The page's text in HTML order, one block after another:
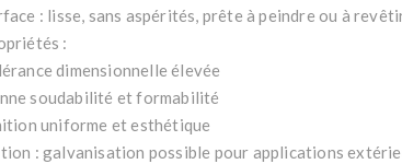
: lisse, sans aspérités, prête à peindre ou à
:
dimensionnelle élevée
soudabilité et formabilité
uniforme et esthétique
: galvanisation possible pour applications